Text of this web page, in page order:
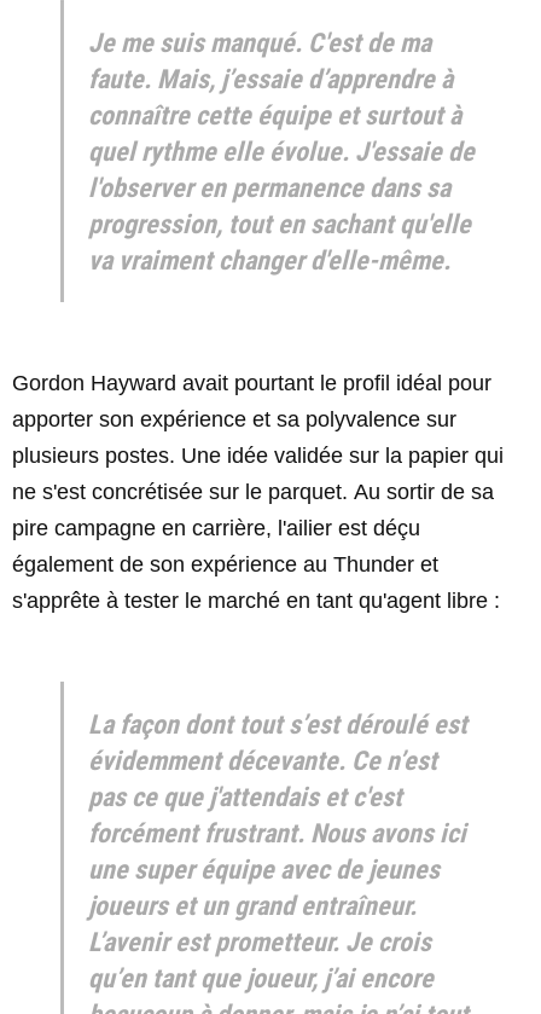
Je me suis manqué. C'est de ma
faute. Mais, j’essaie d’apprendre à
connaître cette équipe et surtout à
quel rythme elle évolue. J'essaie de
l'observer en permanence dans sa
progression, tout en sachant qu'elle
va vraiment changer d'elle-même.
Gordon Hayward avait pourtant le profil idéal pour
apporter son expérience et sa polyvalence sur
plusieurs postes. Une idée validée sur la papier qui
ne s'est concrétisée sur le parquet. Au sortir de sa
pire campagne en carrière, l'ailier est déçu
également de son expérience au Thunder et
s'apprête à tester le marché en tant qu'agent libre :
La façon dont tout s’est déroulé est
évidemment décevante. Ce n’est
pas ce que j'attendais et c'est
forcément frustrant. Nous avons ici
une super équipe avec de jeunes
joueurs et un grand entraîneur.
L’avenir est prometteur. Je crois
qu’en tant que joueur, j’ai encore